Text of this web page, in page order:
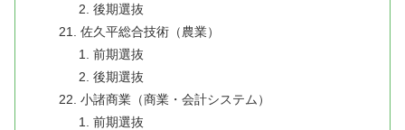
後期選抜
佐久平総合技術（農業）
前期選抜
後期選抜
小諸商業（商業・会計システム）
前期選抜